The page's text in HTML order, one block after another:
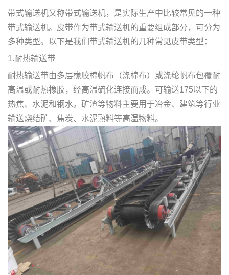
带式输送机又称带式输送机，是实际生产中比较常见的一种
带式输送机。皮带作为带式输送机的重要组成部分，可分为
多种类型。以下是我们带式输送机的几种常见皮带类型：
1.耐热输送带
耐热输送带由多层橡胶棉帆布（涤棉布）或涤纶帆布包覆耐
高温或耐热橡胶，经高温硫化连接而成。可输送175以下的
热焦、水泥和钢水。矿渣等物料主要用于冶金、建筑等行业
输送烧结矿、焦炭、水泥熟料等高温物料。